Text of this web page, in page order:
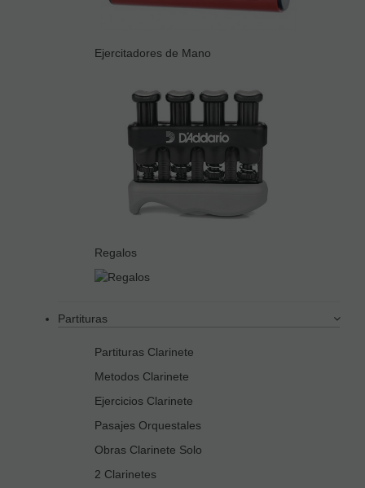
Ejercitadores de Mano
Regalos
Partituras
Partituras Clarinete
Metodos Clarinete
Ejercicios Clarinete
Pasajes Orquestales
Obras Clarinete Solo
2 Clarinetes